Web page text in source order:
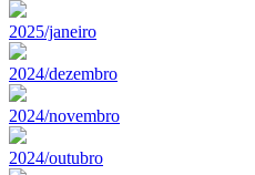
2025/janeiro
2024/dezembro
2024/novembro
2024/outubro